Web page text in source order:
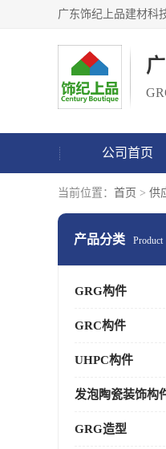
公司首页
当前位置： 首页 > 供
产品分类 Product
GRG构件
GRC构件
UHPC构件
发泡陶瓷装饰构
GRG造型